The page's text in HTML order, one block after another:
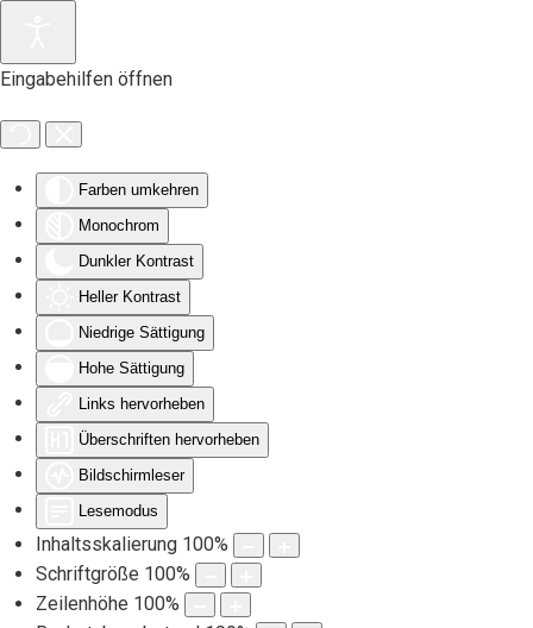
Eingabehilfen öffnen
Farben umkehren
Monochrom
Dunkler Kontrast
Heller Kontrast
Niedrige Sättigung
Hohe Sättigung
Links hervorheben
Überschriften hervorheben
Bildschirmleser
Lesemodus
Inhaltsskalierung 100%
Schriftgröße 100%
Zeilenhöhe 100%
Zum Hauptinhalt springen